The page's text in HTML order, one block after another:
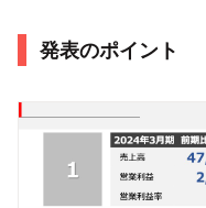
発表のポイント